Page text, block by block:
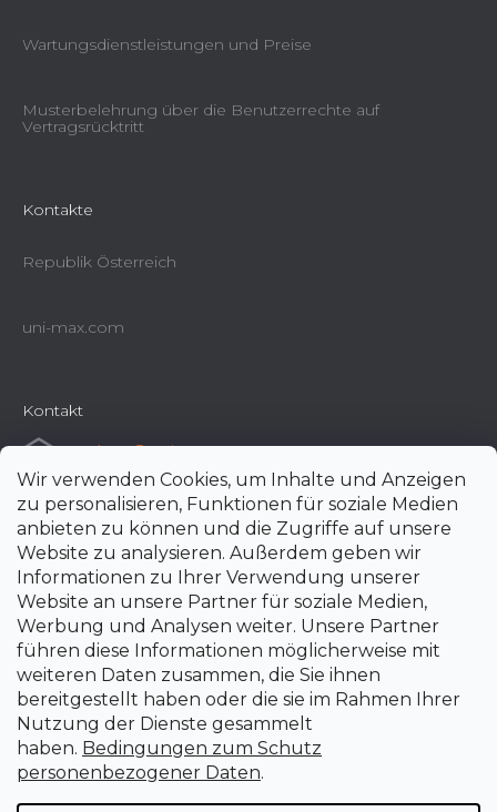
Wir verwenden Cookies, um Inhalte und Anzeigen
zu personalisieren, Funktionen für soziale Medien
anbieten zu können und die Zugriffe auf unsere
Website zu analysieren. Außerdem geben wir
Informationen zu Ihrer Verwendung unserer
Website an unsere Partner für soziale Medien,
Werbung und Analysen weiter. Unsere Partner
führen diese Informationen möglicherweise mit
weiteren Daten zusammen, die Sie ihnen
bereitgestellt haben oder die sie im Rahmen Ihrer
Nutzung der Dienste gesammelt
haben. Bedingungen zum Schutz
personenbezogener Daten.
Wartungsdienstleistungen und Preise
Musterbelehrung über die Benutzerrechte auf
Vertragsrücktritt
Kontakte
Republik Österreich
uni-max.com
Kontakt
e-shop@uni-max.at
+420 266 190 190